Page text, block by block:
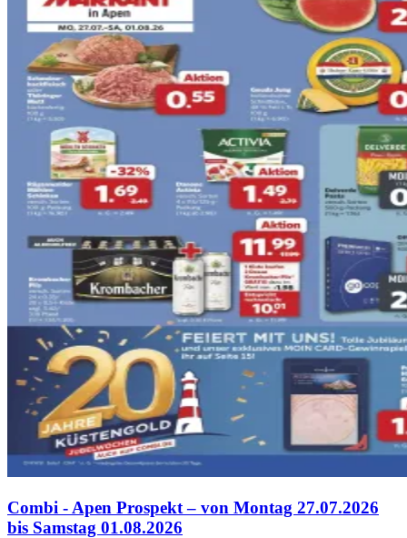
Combi - Apen Prospekt – von Montag 27.07.2026
bis Samstag 01.08.2026